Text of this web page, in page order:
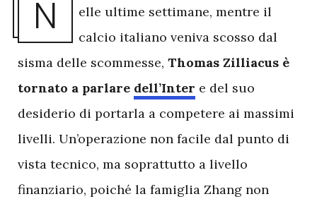
N
elle ultime settimane, mentre il
calcio italiano veniva scosso dal
sisma delle scommesse, Thomas Zilliacus è
tornato a parlare dell’Inter e del suo
desiderio di portarla a competere ai massimi
livelli. Un’operazione non facile dal punto di
vista tecnico, ma soprattutto a livello
finanziario, poiché la famiglia Zhang non